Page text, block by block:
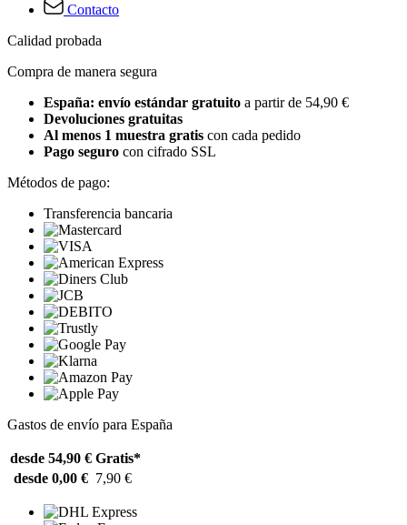
Contacto
Calidad probada
Compra de manera segura
España: envío estándar gratuito a partir de 54,90 €
Devoluciones gratuitas
Al menos 1 muestra gratis con cada pedido
Pago seguro con cifrado SSL
Métodos de pago:
Transferencia bancaria
Gastos de envío para España
desde 54,90 € Gratis*
desde 0,00 € 7,90 €